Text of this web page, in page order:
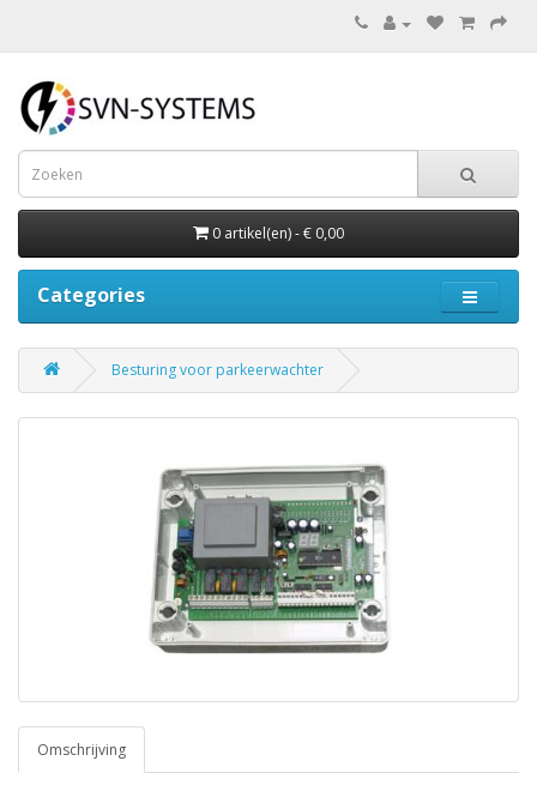
0 artikel(en) - € 0,00
Categories
Besturing voor parkeerwachter
Omschrijving